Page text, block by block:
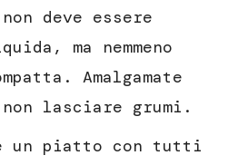
deve essere
ma nemmeno
Amalgamate
lasciare grumi.
un piatto con tutti